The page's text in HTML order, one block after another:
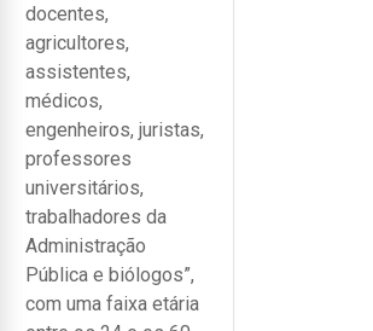
docentes,
agricultores,
assistentes,
médicos,
engenheiros, juristas,
professores
universitários,
trabalhadores da
Administração
Pública e biólogos”,
com uma faixa etária